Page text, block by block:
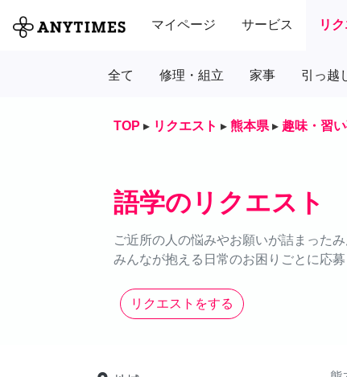
マイページ サービス リ
全て 修理・組立 家事 引っ越
TOP ▸ リクエスト ▸ 熊本県 ▸ 趣味・習
語学のリクエスト
ご近所の人の悩みやお願いが詰まった
みんなが抱える日常のお困りごとに応
リクエストをする